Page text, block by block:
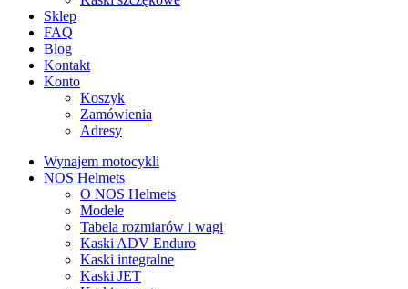
Sklep
FAQ
Blog
Kontakt
Konto
Koszyk
Zamówienia
Adresy
Wynajem motocykli
NOS Helmets
O NOS Helmets
Modele
Tabela rozmiarów i wagi
Kaski ADV Enduro
Kaski integralne
Kaski JET